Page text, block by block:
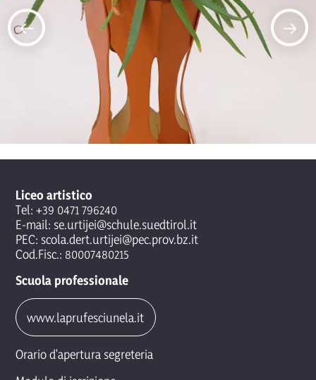
Liceo artistico
Tel: +39 0471 796240
E-mail: se.urtijei@schule.suedtirol.it
PEC: scola.dert.urtijei@pec.prov.bz.it
Cod.Fisc.: 80007480215
Scuola professionale
www.laprufesciunela.it
Orario d'apertura segreteria